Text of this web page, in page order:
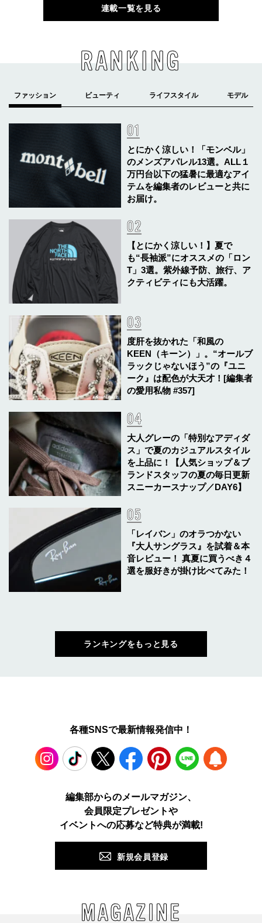
連載一覧を見る
RANKING
とにかく涼しい！「モンベル」
のメンズアパレル13選。ALL１
万円台以下の猛暑に最適なアイ
テムを編集者のレビューと共に
お届け。
【とにかく涼しい！】夏で
も“長袖派”にオススメの「ロン
T」3選。紫外線予防、旅行、ア
クティビティにも大活躍。
度肝を抜かれた「和風の
KEEN（キーン）」。“オールブ
ラックじゃないほう”の『ユニ
ーク』は配色が大天才！[編集者
の愛用私物 #357]
大人グレーの「特別なアディダ
ス」で夏のカジュアルスタイル
を上品に！【人気ショップ＆ブ
ランドスタッフの夏の毎日更新
スニーカースナップ／DAY6】
「レイバン」のオラつかない
『大人サングラス』を試着＆本
音レビュー！ 真夏に買うべき４
選を服好きが掛け比べてみた！
ランキングをもっと見る
各種SNSで最新情報発信中！
TikTok X Facebook Pinterest LINE
編集部からのメールマガジン、
会員限定プレゼントや
イベントへの応募など特典が満載!
新規会員登録
MAGAZINE